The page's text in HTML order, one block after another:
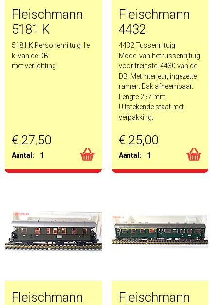
Fleischmann
5181 K
5181 K Personenrijtuig 1e
kl van de DB
met verlichting.
€ 27,50
Aantal: 1
Fleischmann
4432
4432 Tussenrijtuig
Model van het tussenrijtuig
voor treinstel 4430 van de
DB. Met interieur, ingezette
ramen. Dak afneembaar.
Lengte 257 mm.
Uitstekende staat met
verpakking.
€ 25,00
Aantal: 1
Fleischmann
Fleischmann